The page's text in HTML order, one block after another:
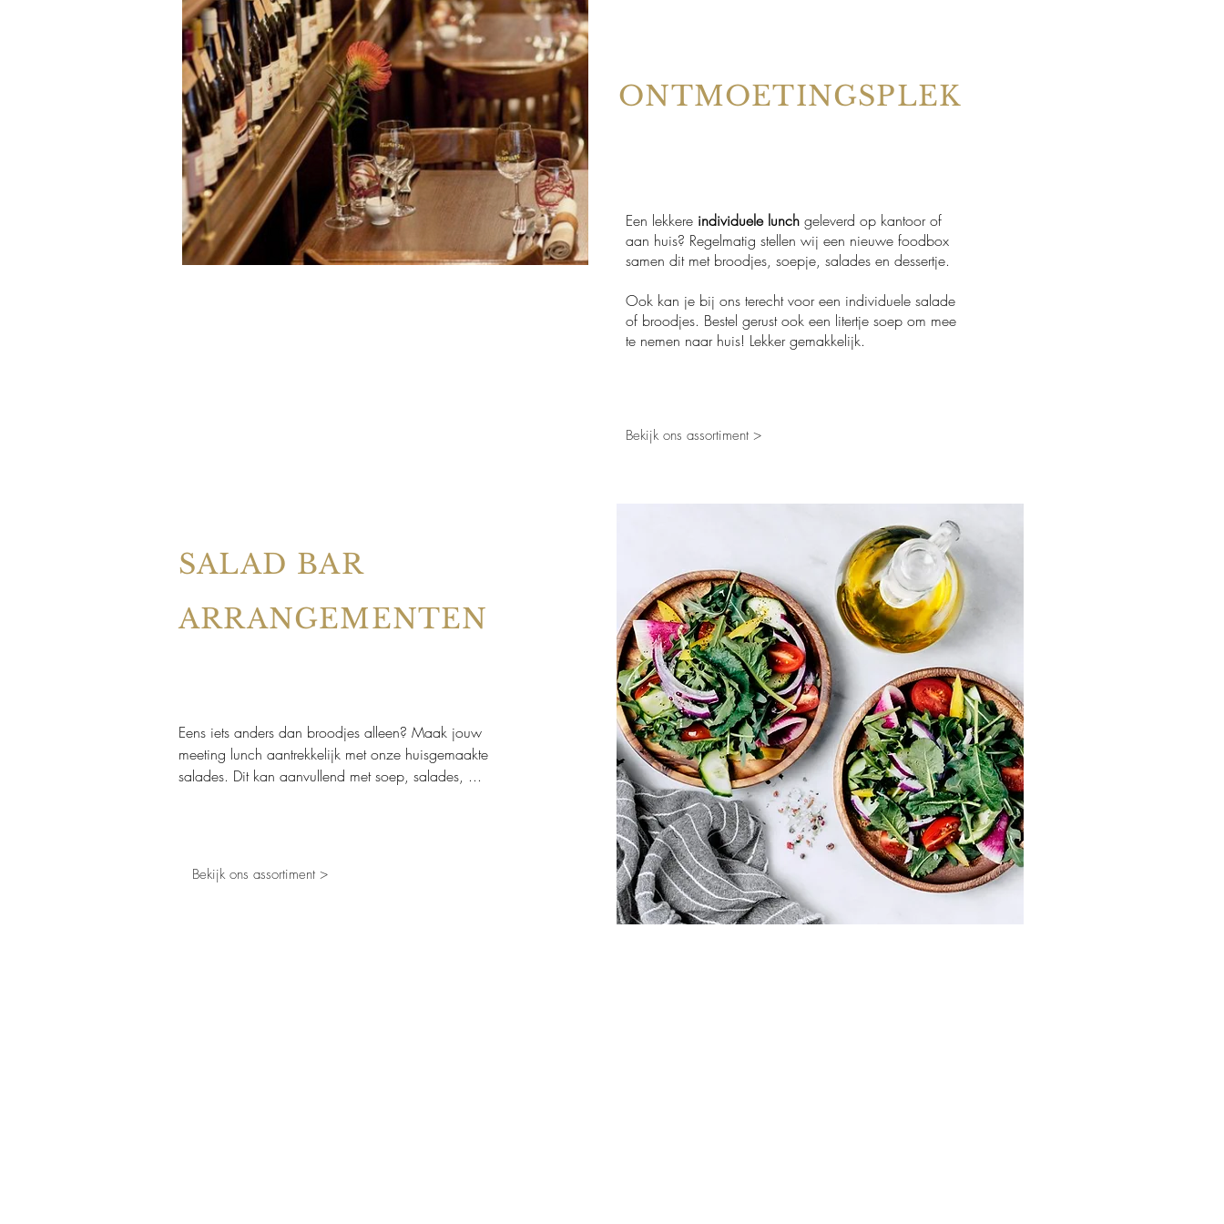
ONTMOETINGSPLEK
Een lekkere individuele lunch geleverd op kantoor of
aan huis? Regelmatig stellen wij een nieuwe foodbox
samen dit met broodjes, soepje, salades en dessertje.
Ook kan je bij ons terecht voor een individuele salade
of broodjes. Bestel gerust ook een litertje soep om mee
te nemen naar huis! Lekker gemakkelijk.
Bekijk ons assortiment >
SALAD BAR
ARRANGEMENTEN
Eens iets anders dan broodjes alleen? Maak jouw
meeting lunch aantrekkelijk met onze huisgemaakte
salades. Dit kan aanvullend met soep, salades, ...
Bekijk ons assortiment >